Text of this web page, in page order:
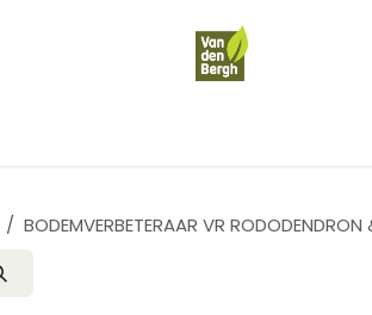
BODEMVERBETERAAR VR